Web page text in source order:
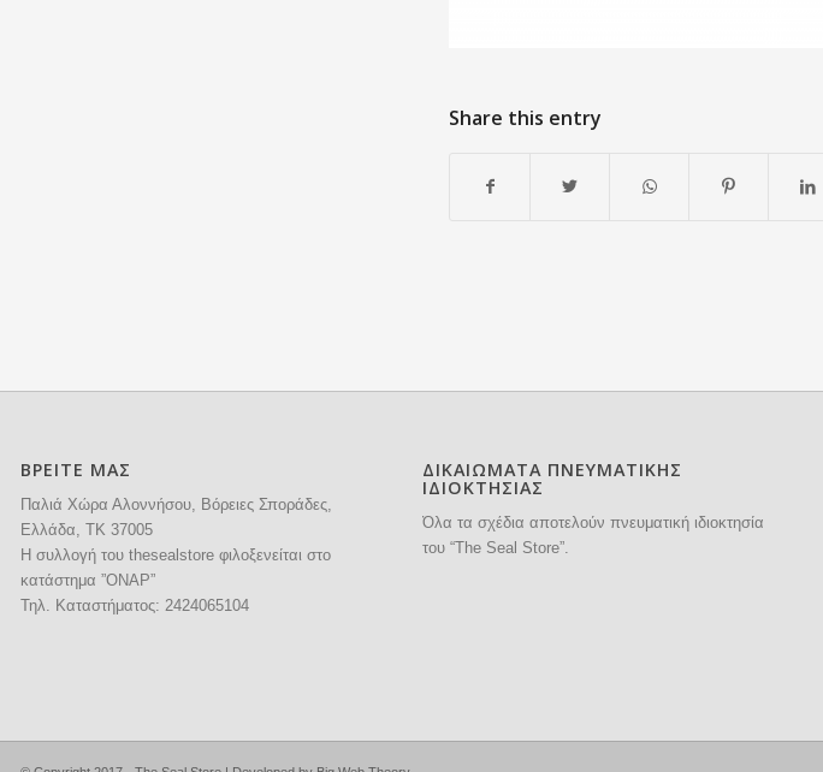
Share this entry
ΒΡΕΙΤΕ ΜΑΣ
Παλιά Χώρα Αλοννήσου, Βόρειες Σποράδες,
Ελλάδα, ΤΚ 37005
H συλλογή του thesealstore φιλοξενείται στο
κατάστημα ”ΟΝΑΡ”
Τηλ. Καταστήματος: 2424065104
ΔΙΚΑΙΩΜΑΤΑ ΠΝΕΥΜΑΤΙΚΗΣ
ΙΔΙΟΚΤΗΣΙΑΣ
Όλα τα σχέδια αποτελούν πνευματική ιδιοκτησία
του “The Seal Store”.